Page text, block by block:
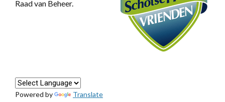
Raad van Beheer.
Powered by
Translate